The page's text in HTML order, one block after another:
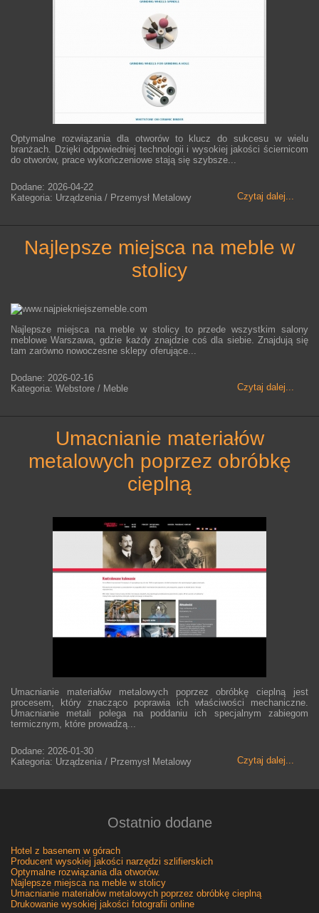
Optymalne rozwiązania dla otworów to klucz do sukcesu w wielu
branżach. Dzięki odpowiedniej technologii i wysokiej jakości ściernicom
do otworów, prace wykończeniowe stają się szybsze...
Czytaj dalej...
Dodane: 2026-04-22
Kategoria: Urządzenia / Przemysł Metalowy
najlepsze miejsca na meble w
stolicy
Najlepsze miejsca na meble w stolicy to przede wszystkim salony
meblowe Warszawa, gdzie każdy znajdzie coś dla siebie. Znajdują się
tam zarówno nowoczesne sklepy oferujące...
Czytaj dalej...
Dodane: 2026-02-16
Kategoria: Webstore / Meble
umacnianie materiałów
metalowych poprzez obróbkę
cieplną
Umacnianie materiałów metalowych poprzez obróbkę cieplną jest
procesem, który znacząco poprawia ich właściwości mechaniczne.
Umacnianie metali polega na poddaniu ich specjalnym zabiegom
termicznym, które prowadzą...
Czytaj dalej...
Dodane: 2026-01-30
Kategoria: Urządzenia / Przemysł Metalowy
Ostatnio dodane
Hotel z basenem w górach
Producent wysokiej jakości narzędzi szlifierskich
Optymalne rozwiązania dla otworów.
Najlepsze miejsca na meble w stolicy
Umacnianie materiałów metalowych poprzez obróbkę cieplną
Drukowanie wysokiej jakości fotografii online